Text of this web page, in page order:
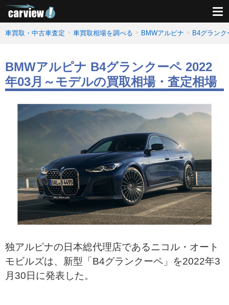
車買取・中古車査定 車買取相場を調べる BMWアルピナ B4グラン
BMWアルピナ B4グランクーペ 2022
年03月～モデルの買取相場・査定相場
独アルピナの日本総代理店であるニコル・オート
モビルズは、新型「B4グランクーペ」を2022年3
月30日に発表した。